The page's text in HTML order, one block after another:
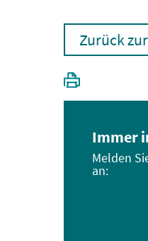
Zurück zur
Immer
Melden
an: